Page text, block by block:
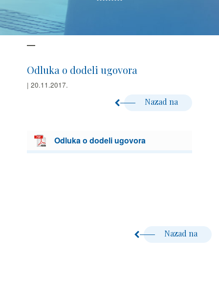
Odluka o dodeli ugovora
| 20.11.2017.
Nazad na
Odluka o dodeli ugovora
Nazad na